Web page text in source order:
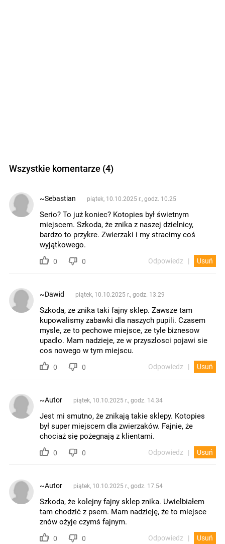
Wszystkie komentarze (4)
~Sebastian piątek, 10.10.2025 r., godz. 10.25
Serio? To już koniec? Kotopies był świetnym
miejscem. Szkoda, że znika z naszej dzielnicy,
bardzo to przykre. Zwierzaki i my stracimy coś
wyjątkowego.
0 0 Odpowiedz Usuń
~Dawid piątek, 10.10.2025 r., godz. 13.29
Szkoda, ze znika taki fajny sklep. Zawsze tam
kupowalismy zabawki dla naszych pupili. Czasem
mysle, ze to pechowe miejsce, ze tyle biznesow
upadlo. Mam nadzieje, ze w przyszlosci pojawi sie
cos nowego w tym miejscu.
0 0 Odpowiedz Usuń
~Autor piątek, 10.10.2025 r., godz. 14.34
Jest mi smutno, że znikają takie sklepy. Kotopies
był super miejscem dla zwierzaków. Fajnie, że
chociaż się pożegnają z klientami.
0 0 Odpowiedz Usuń
~Autor piątek, 10.10.2025 r., godz. 17.54
Szkoda, że kolejny fajny sklep znika. Uwielbiałem
tam chodzić z psem. Mam nadzieję, że to miejsce
znów ożyje czymś fajnym.
0 0 Odpowiedz Usuń